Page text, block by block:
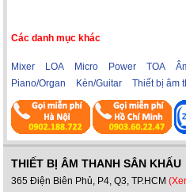
Các danh mục khác
Mixer LOA Micro Power TOA
Piano/Organ
Kèn/Guitar Thiết bị âm
THIẾT BỊ ÂM THANH SÂN KHẤU
365 Điện Biên Phủ, P4, Q3, TP.HCM